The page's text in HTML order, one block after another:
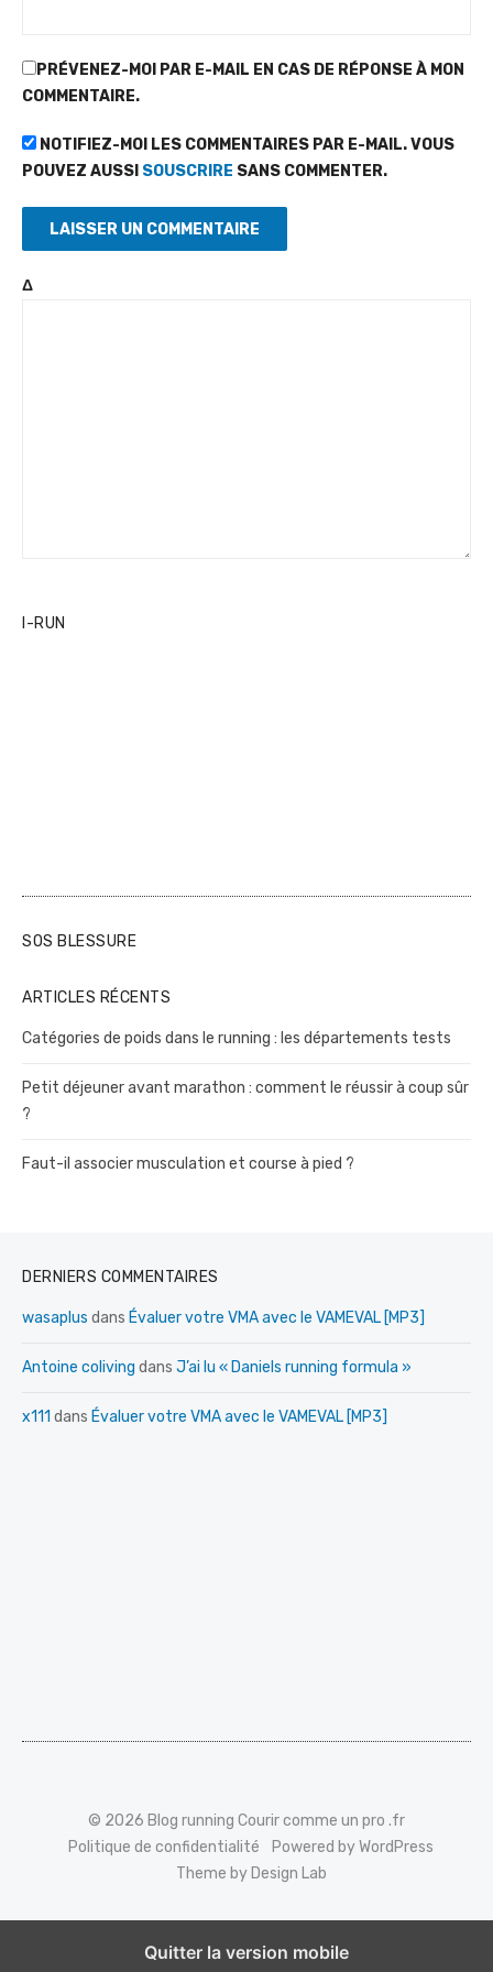
PRÉVENEZ-MOI PAR E-MAIL EN CAS DE RÉPONSE À MON
COMMENTAIRE.
NOTIFIEZ-MOI LES COMMENTAIRES PAR E-MAIL. VOUS
POUVEZ AUSSI SOUSCRIRE SANS COMMENTER.
Δ
I-RUN
SOS BLESSURE
ARTICLES RÉCENTS
Catégories de poids dans le running : les départements tests
Petit déjeuner avant marathon : comment le réussir à coup sûr
?
Faut-il associer musculation et course à pied ?
DERNIERS COMMENTAIRES
wasaplus dans Évaluer votre VMA avec le VAMEVAL [MP3]
Antoine coliving dans J’ai lu « Daniels running formula »
x111 dans Évaluer votre VMA avec le VAMEVAL [MP3]
© 2026 Blog running Courir comme un pro .fr
Politique de confidentialité
Powered by WordPress
Theme by Design Lab
Quitter la version mobile